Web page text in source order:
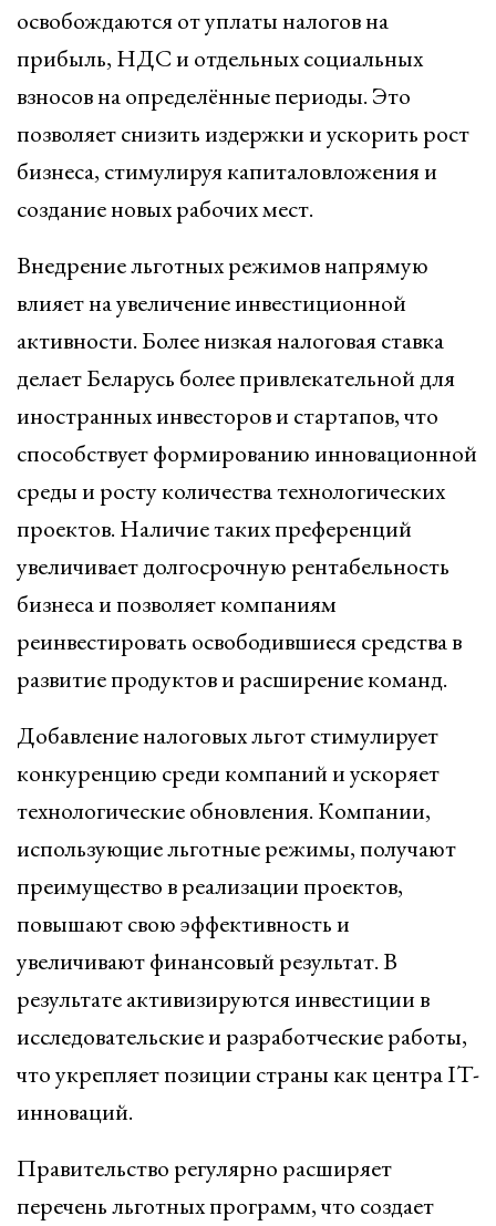
освобождаются от уплаты налогов на
прибыль, НДС и отдельных социальных
взносов на определённые периоды. Это
позволяет снизить издержки и ускорить рост
бизнеса, стимулируя капиталовложения и
создание новых рабочих мест.
Внедрение льготных режимов напрямую
влияет на увеличение инвестиционной
активности. Более низкая налоговая ставка
делает Беларусь более привлекательной для
иностранных инвесторов и стартапов, что
способствует формированию инновационной
среды и росту количества технологических
проектов. Наличие таких преференций
увеличивает долгосрочную рентабельность
бизнеса и позволяет компаниям
реинвестировать освободившиеся средства в
развитие продуктов и расширение команд.
Добавление налоговых льгот стимулирует
конкуренцию среди компаний и ускоряет
технологические обновления. Компании,
использующие льготные режимы, получают
преимущество в реализации проектов,
повышают свою эффективность и
увеличивают финансовый результат. В
результате активизируются инвестиции в
исследовательские и разработческие работы,
что укрепляет позиции страны как центра IT-
инноваций.
Правительство регулярно расширяет
перечень льготных программ, что создает